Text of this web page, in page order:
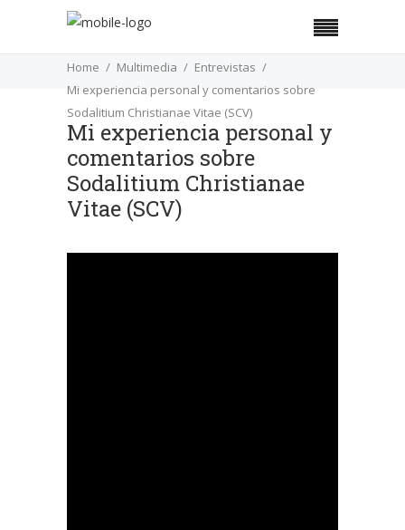
Home Multimedia
Entrevistas
Mi experiencia personal y comentarios sobre
Sodalitium Christianae Vitae (SCV)
Mi experiencia personal y
comentarios sobre
Sodalitium Christianae
Vitae (SCV)